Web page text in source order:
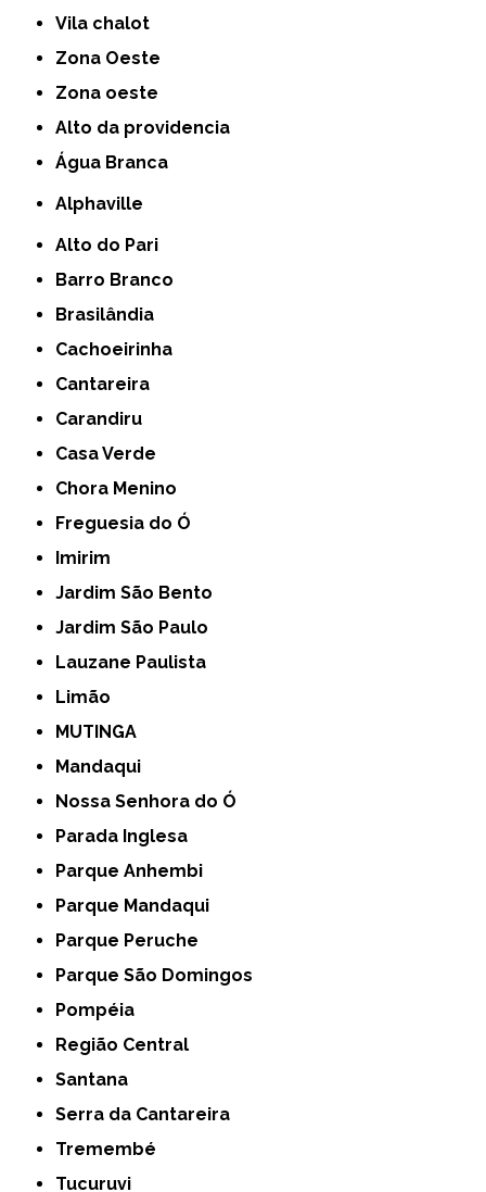
Vila chalot
Zona Oeste
Zona oeste
alto da providencia
Água Branca
Alphaville
Alto do Pari
Barro Branco
Brasilândia
Cachoeirinha
Cantareira
Carandiru
Casa Verde
Chora Menino
Freguesia do Ó
Imirim
Jardim São Bento
Jardim São Paulo
Lauzane Paulista
Limão
MUTINGA
Mandaqui
Nossa Senhora do Ó
Parada Inglesa
Parque Anhembi
Parque Mandaqui
Parque Peruche
Parque São Domingos
Pompéia
Região Central
Santana
Serra da Cantareira
Tremembé
Tucuruvi